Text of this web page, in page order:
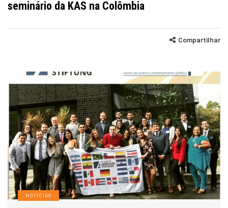
seminário da KAS na Colômbia
Compartilhar
NOTÍCIAS